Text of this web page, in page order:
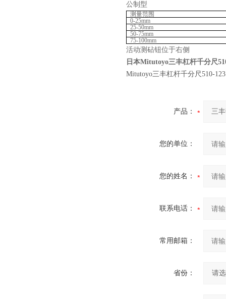
公制型
测量范围
0-25mm
25-50mm
50-75mm
75-100mm
活动测砧钮位于右侧
日本Mitutoyo三丰杠杆千分尺
Mitutoyo三丰杠杆千分尺510-
产品：
您的单位：
您的姓名：
联系电话：
常用邮箱：
省份：